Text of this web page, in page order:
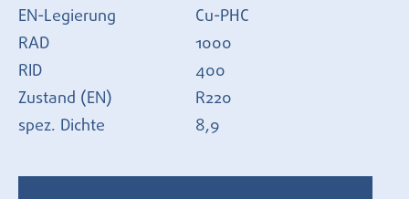
EN-Legierung
Cu-PHC
RAD
1000
RID
400
Zustand (EN)
R220
spez. Dichte
8,9